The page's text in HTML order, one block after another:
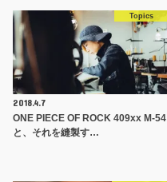
Topics
2018.4.7
ONE PIECE OF ROCK 409xx M-54
と、それを縫製す…